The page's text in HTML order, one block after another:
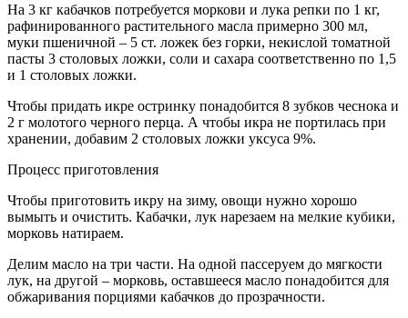
На 3 кг кабачков потребуется моркови и лука репки по 1 кг,
рафинированного растительного масла примерно 300 мл,
муки пшеничной – 5 ст. ложек без горки, некислой томатной
пасты 3 столовых ложки, соли и сахара соответственно по 1,5
и 1 столовых ложки.
Чтобы придать икре остринку понадобится 8 зубков чеснока и
2 г молотого черного перца. А чтобы икра не портилась при
хранении, добавим 2 столовых ложки уксуса 9%.
Процесс приготовления
Чтобы приготовить икру на зиму, овощи нужно хорошо
вымыть и очистить. Кабачки, лук нарезаем на мелкие кубики,
морковь натираем.
Делим масло на три части. На одной пассеруем до мягкости
лук, на другой – морковь, оставшееся масло понадобится для
обжаривания порциями кабачков до прозрачности.